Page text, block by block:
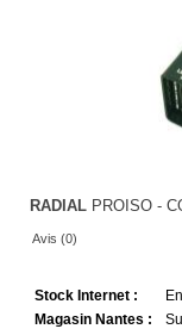
RADIAL PROISO -
Avis (0)
Stock Internet :
Magasin Nantes :